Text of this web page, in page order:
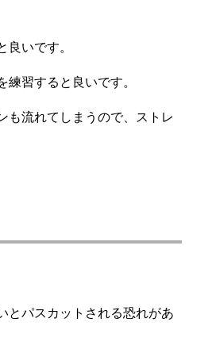
いです。
習すると良いです。
も流れてしまうので、ストレ
とパスカットされる恐れがあ